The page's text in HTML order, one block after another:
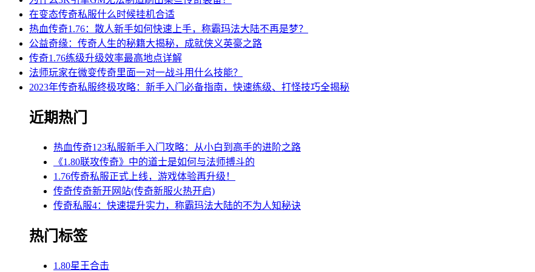
在变态传奇私服什么时候挂机合适
热血传奇1.76：散人新手如何快速上手，称霸玛法大陆不再是梦？
公益奇缘：传奇人生的秘籍大揭秘，成就侠义英豪之路
传奇1.76练级升级效率最高地点详解
法师玩家在微变传奇里面一对一战斗用什么技能？
2023年传奇私服终极攻略：新手入门必备指南，快速练级、打怪技巧全揭秘
近期热门
热血传奇123私服新手入门攻略：从小白到高手的进阶之路
《1.80联攻传奇》中的道士是如何与法师搏斗的
1.76传奇私服正式上线，游戏体验再升级！
传奇传奇新开网站(传奇新服火热开启)
传奇私服4：快速提升实力，称霸玛法大陆的不为人知秘诀
热门标签
1.80星王合击